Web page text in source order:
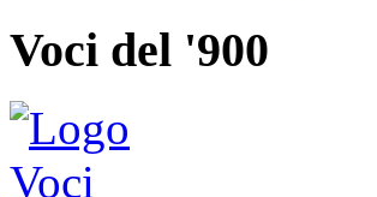
Voci del '900